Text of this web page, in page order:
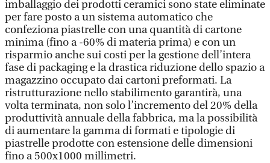
imballaggio dei prodotti ceramici sono state eliminate
per fare posto a un sistema automatico che
confeziona piastrelle con una quantità di cartone
minima (fino a -60% di materia prima) e con un
risparmio anche sui costi per la gestione dell’intera
fase di packaging e la drastica riduzione dello spazio a
magazzino occupato dai cartoni preformati. La
ristrutturazione nello stabilimento garantirà, una
volta terminata, non solo l’incremento del 20% della
produttività annuale della fabbrica, ma la possibilità
di aumentare la gamma di formati e tipologie di
piastrelle prodotte con estensione delle dimensioni
fino a 500x1000 millimetri.